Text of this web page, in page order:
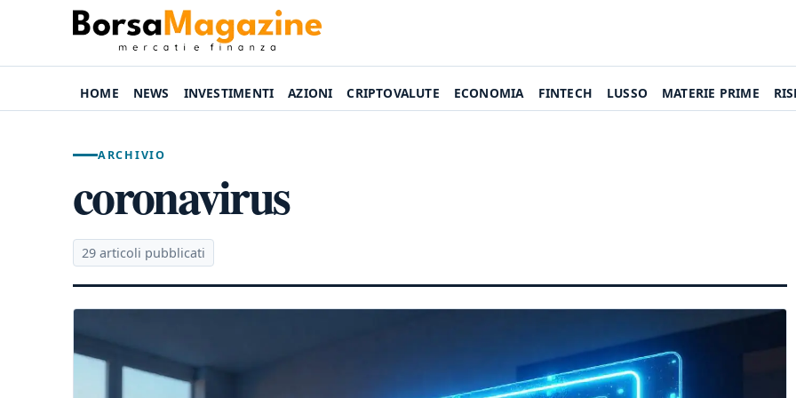
HOME NEWS INVESTIMENTI AZIONI CRIPTOVALUTE ECONOMIA FINTECH LUSSO MATERIE PRIME
ARCHIVIO
coronavirus
29 articoli pubblicati